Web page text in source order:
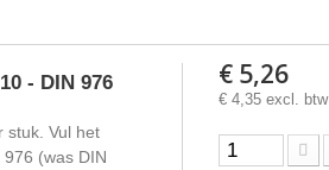
- DIN 976
stuk. Vul het
(was DIN
€ 5,26
€ 4,35 excl. btw